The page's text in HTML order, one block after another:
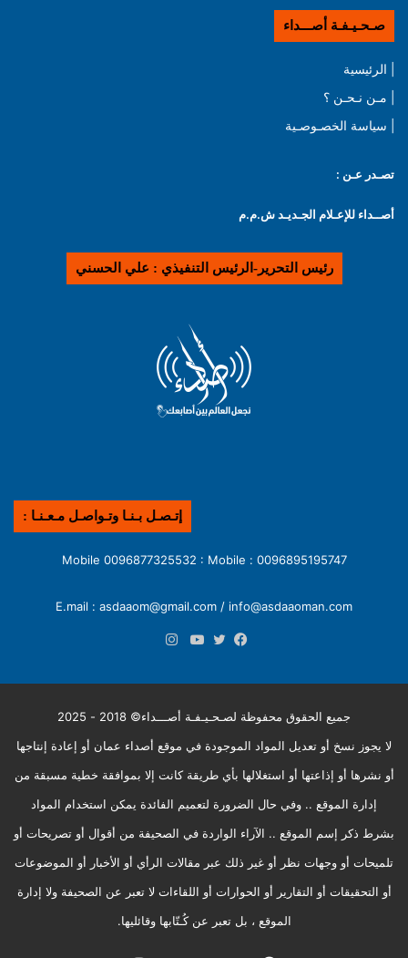
صـحـيـفـة أصـــداء
| الرئيسية
| مـن نـحـن ؟
| سياسة الخصـوصـية
تصـدر عـن :
أصــداء للإعـلام الجـديـد ش.م.م
رئيس التحرير-الرئيس التنفيذي : علي الحسني
إتـصـل بـنـا وتـواصـل مـعـنـا :
0096895195747 : Mobile 0096877325532 : Mobile
E.mail : asdaaom@gmail.com / info@asdaaoman.com
جميع الحقوق محفوظة لصـحـيـفـة أصـــداء© 2018 - 2025
لا يجوز نسخ أو تعديل المواد الموجودة في موقع أصداء عمان أو إعادة إنتاجها
أو نشرها أو إذاعتها أو استغلالها بأي طريقة كانت إلا بموافقة خطية مسبقة من
إدارة الموقع .. وفي حال الضرورة لتعميم الفائدة يمكن استخدام المواد
بشرط ذكر إسم الموقع .. الآراء الواردة في الصحيفة من أقوال أو تصريحات أو
تلميحات أو وجهات نظر أو غير ذلك عبر مقالات الرأي أو الأخبار أو الموضوعات
أو التحقيقات أو التقارير أو الحوارات أو اللقاءات لا تعبر عن الصحيفة ولا إدارة
الموقع ، بل تعبر عن كُـتّابها وقائليها.